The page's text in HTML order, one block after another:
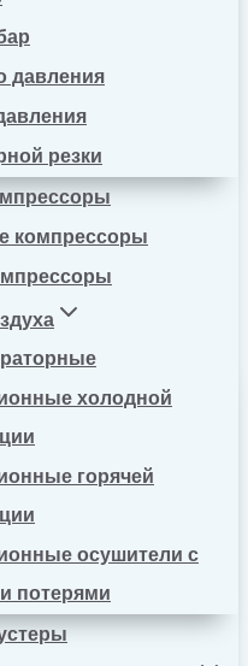
давления
резки
компрессоры
холодной
горячей
осушители с
потерями